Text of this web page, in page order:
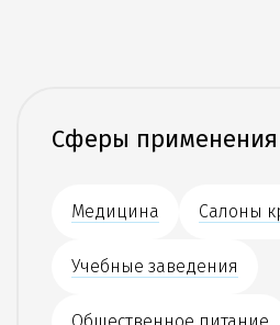
Сферы применения
Медицина Салоны
Учебные заведения